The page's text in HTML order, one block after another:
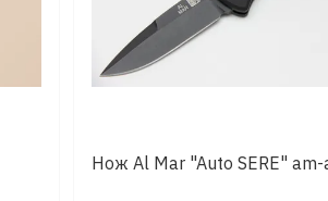
Нож Al Mar "Auto SERE"